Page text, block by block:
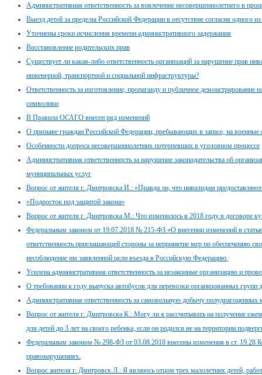
Административная ответственность за вовлечение несовершеннолетнего в
Выезд детей за пределы Российской Федерации в отсутствие согласия одного
Уточнены сроки исчисления времени административного задержания
Восстановление родительских прав
Существует ли какая-либо ответственность организаций за нарушение прав
инженерной, транспортной и социальной инфраструктуры?
Ответственность за изготовление, пропаганду и публичное демонстрирование
символики
В Правила ОСАГО внесен ряд изменений
О призыве граждан Российской Федерации, пребывающих в запасе, на военные
Особенности допроса несовершеннолетних потерпевших в уголовном процессе
Административная ответственность за нарушение законодательства об
муниципальных услуг
Вопрос от жителя г. Дмитровска И.: «Правда ли, что инвалидам
«Подросток под защитой закона»
Вопрос от жителя г. Дмитровска М.: Что изменилось в 2018 году в договоре
Федеральным законом от 19.07.2018 № 215-ФЗ «О внесении изменений в
ответственность приглашающей стороны за непринятие мер по обеспечению
несоблюдение им заявленной цели въезда в Российскую Федерацию.
Усилена административная ответственность за незаконные организацию и
О требовании к году выпуска автобусов для перевозки организованных групп
Административная ответственность за самовольную добычу полудрагоценных
Вопрос от жителя г. Дмитровска К.: Могу ли я рассчитывать на получение
для детей до 3 лет на своего ребенка, если он родился не на территории
Федеральным законом № 298-ФЗ от 03.08.2018 внесены изменения в ст. 19.28
правонарушениях.
Вопрос жителя г. Дмитровск Л.: Я являюсь отцом трех малолетних детей,